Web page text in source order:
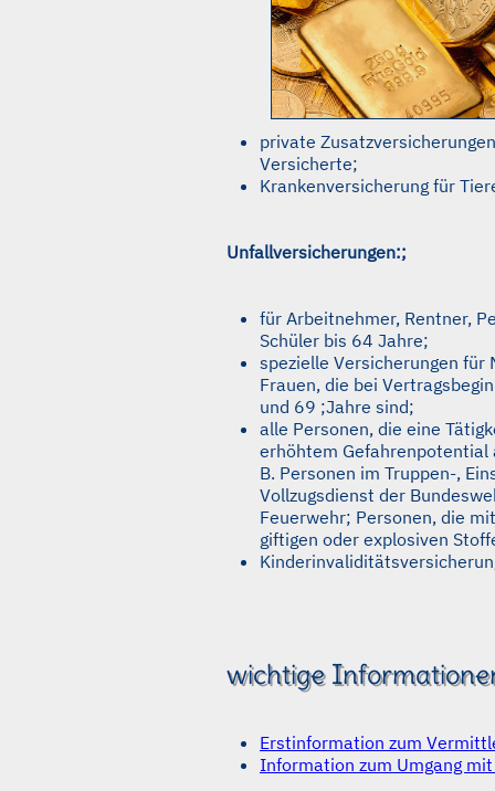
private
Versicherte;
Krankenversicherung für
Unfallversicherungen:;
für Arbeitnehmer, Rentner,
Schüler bis 64 Jahre;
spezielle Versicherungen für
Frauen, die bei
und 69 ;Jahre sind;
alle Personen, die eine
erhöhtem Gefahrenpotential
B. Personen im Truppen-,
Vollzugsdienst der
Feuerwehr; Personen, die
giftigen oder explosiven
wichtige
Erstinformation zum
Information zum Umgang